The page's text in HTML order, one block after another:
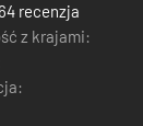
64 recenzja
z krajami: